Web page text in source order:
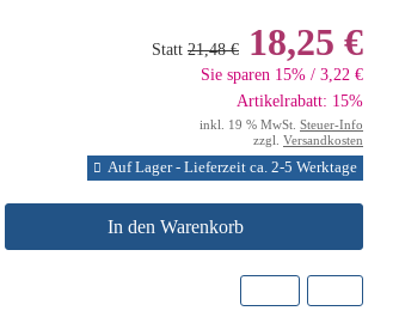
Statt 21,48 € 18,25 €
Sie sparen 15% / 3,22 €
Artikelrabatt: 15%
inkl. 19 % MwSt. Steuer-Info
zzgl. Versandkosten
Auf Lager - Lieferzeit ca. 2-5 Werktage
In den Warenkorb